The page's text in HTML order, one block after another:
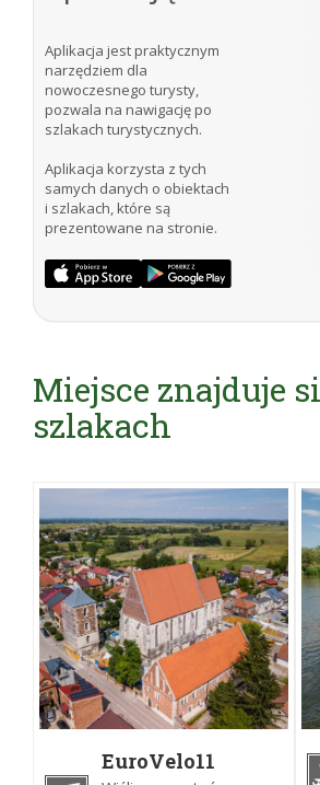
Aplikacja jest praktycznym
narzędziem dla
nowoczesnego turysty,
pozwala na nawigację po
szlakach turystycznych.
Aplikacja korzysta z tych
samych danych o obiektach
i szlakach, które są
prezentowane na stronie.
Miejsce znajduje
szlakach
EuroVelo11